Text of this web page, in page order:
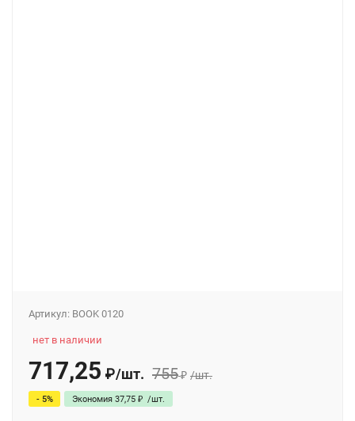
Артикул: BOOK 0120
нет в наличии
717,25 ₽/шт. 755₽ /шт.
- 5% Экономия 37,75 ₽ /шт.